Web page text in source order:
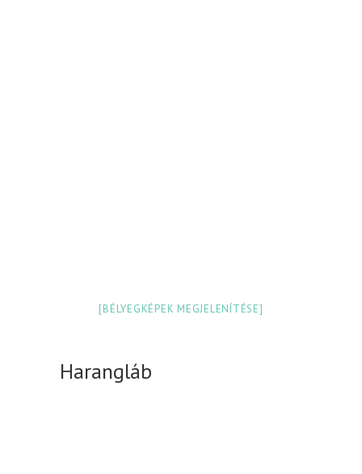
[BÉLYEGKÉPEK MEGJELENÍTÉSE]
Harangláb